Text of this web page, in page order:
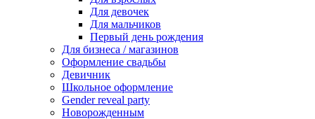
Для девочек
Для мальчиков
Первый день рождения
Для бизнеса / магазинов
Оформление свадьбы
Девичник
Школьное оформление
Gender reveal party
Новорожденным